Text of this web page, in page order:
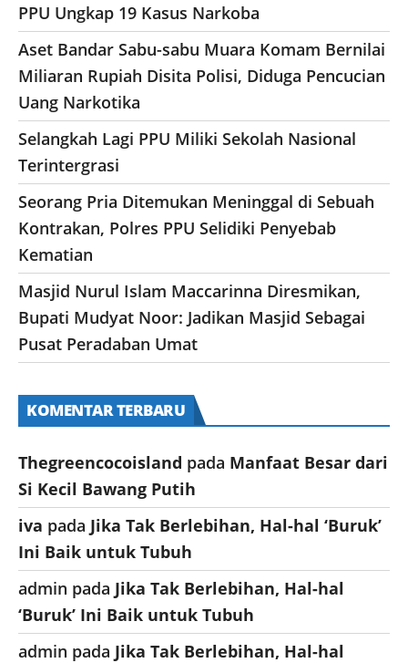
PPU Ungkap 19 Kasus Narkoba
Aset Bandar Sabu-sabu Muara Komam Bernilai
Miliaran Rupiah Disita Polisi, Diduga Pencucian
Uang Narkotika
Selangkah Lagi PPU Miliki Sekolah Nasional
Terintergrasi
Seorang Pria Ditemukan Meninggal di Sebuah
Kontrakan, Polres PPU Selidiki Penyebab
Kematian
Masjid Nurul Islam Maccarinna Diresmikan,
Bupati Mudyat Noor: Jadikan Masjid Sebagai
Pusat Peradaban Umat
KOMENTAR TERBARU
Thegreencocoisland pada Manfaat Besar dari
Si Kecil Bawang Putih
iva pada Jika Tak Berlebihan, Hal-hal ‘Buruk’
Ini Baik untuk Tubuh
admin pada Jika Tak Berlebihan, Hal-hal
‘Buruk’ Ini Baik untuk Tubuh
admin pada Jika Tak Berlebihan, Hal-hal